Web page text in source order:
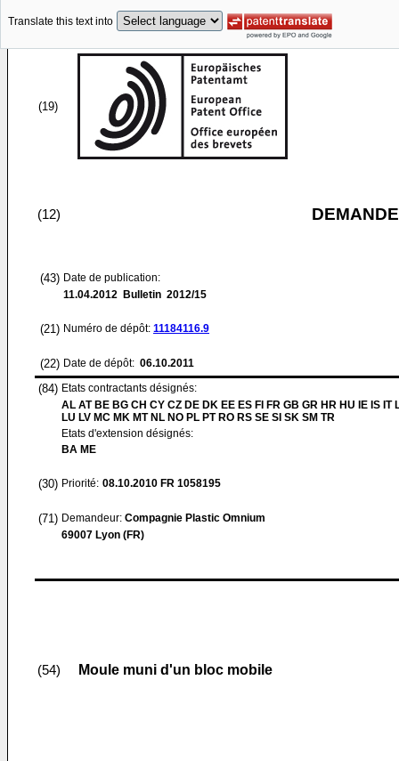
Translate this text into
(19)
(12)
(43) Date de publication:
11.04.2012 Bulletin 2012/15
(21) Numéro de dépôt: 11184116.9
(22) Date de dépôt: 06.10.2011
(84) Etats contractants désignés:
AL AT BE BG CH CY CZ DE DK EE ES FI FR GB GR HR HU IE IS IT
LU LV MC MK MT NL NO PL PT RO RS SE SI SK SM TR
Etats d'extension désignés:
BA ME
(30) Priorité: 08.10.2010 FR 1058195
(71) Demandeur: Compagnie Plastic Omnium
69007 Lyon (FR)
(54) Moule muni d'un bloc mobile